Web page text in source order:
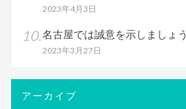
2023年4月3日
名古屋では誠意を示しましょう
2023年3月27日
アーカイブ